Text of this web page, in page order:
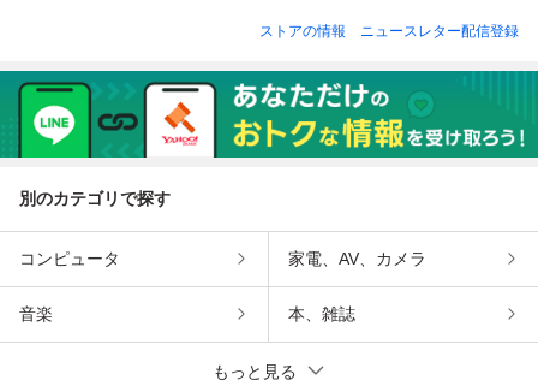
ストアの情報 ニュースレター配信登録
別のカテゴリで探す
コンピュータ 家電、AV、カメラ
音楽 本、雑誌
もっと見る